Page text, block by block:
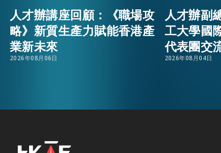
關於我們
常見問題
聯絡我們
業家總監陳俊匡先生，以及港深創新及科技園有限
公司生態系統發展（創業發展）高級經理邱悅韻女
士共同主持互動環節，向創科專業人才及創業家分
享有關進軍香港市場、建立跨境合作夥伴關係，以
及對初創營運者的支援等見解。
獨特優勢和充滿活力的專業環境如何支持國際人才
人才辦將繼續致力吸引全球人才落戶及在港發展。
人才辦講座回顧：《職場攻
略》新質生產力賦能香港產
業新未來
2026年08月06日
人才辦副
工大學國
代表團交
2026年08月04日